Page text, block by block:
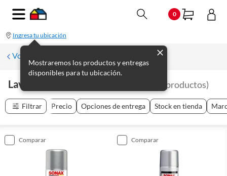
0
Ingresa tu ubicación
Mostraremos los productos y entregas
disponibles para tu ubicación.
Volver a Limpieza para autos
Lavado De Neumáticos Y Llantas productos)
Filtrar Precio Opciones de entrega Stock en tienda
comparar comparar